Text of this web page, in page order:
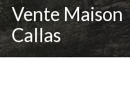
Vente Maison
Callas